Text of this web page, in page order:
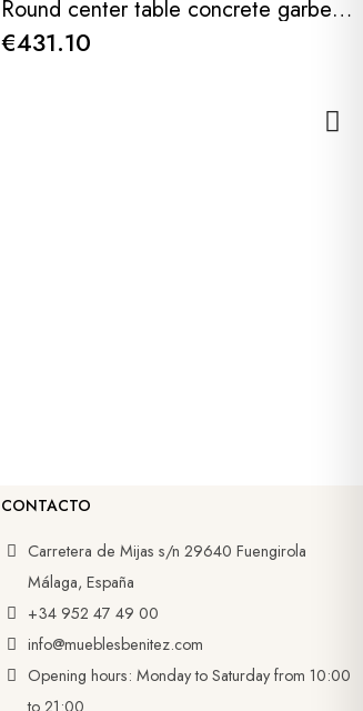
Round center table concrete garbet 80x30cm
€431.10
CONTACTO
Carretera de Mijas s/n 29640 Fuengirola
Málaga, España
+34 952 47 49 00
info@mueblesbenitez.com
Opening hours: Monday to Saturday from 10:00
to 21:00